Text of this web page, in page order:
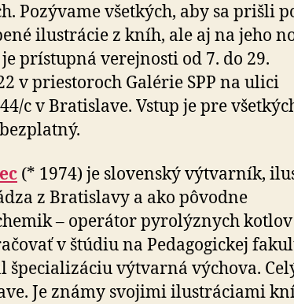
Pozývame všetkých, aby sa prišli
ilustrácie z kníh, ale aj na jeho
prístupná verejnosti od 7. do 29.
v priestoroch Galérie SPP na ulici
c v Bratislave. Vstup je pre
(* 1974) je slovenský výtvarník,
z Bratislavy a ako pôvodne
– operátor pyrolýznych kotlov
v štúdiu na Pedagogickej
špecializáciu výtvarná výchova.
Je známy svojimi ilustráciami